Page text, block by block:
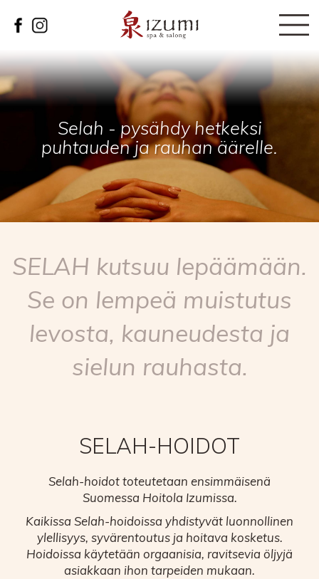
Selah - pysähdy hetkeksi
puhtauden ja rauhan äärelle.
SELAH kutsuu lepäämään.
Se on lempeä muistutus
levosta, kauneudesta ja
sielun rauhasta.
SELAH-HOIDOT
Selah-hoidot toteutetaan ensimmäisenä
Suomessa Hoitola Izumissa.
Kaikissa Selah-hoidoissa yhdistyvät luonnollinen
ylellisyys, syvärentoutus ja hoitava kosketus.
Hoidoissa käytetään orgaanisia, ravitsevia öljyjä
asiakkaan ihon tarpeiden mukaan.